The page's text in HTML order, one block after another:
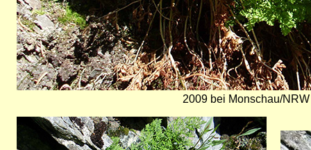
2009 bei Monschau/
Bild
Bild